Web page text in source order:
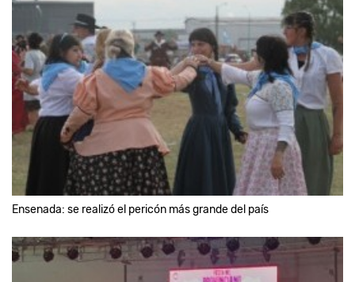
Ensenada: se realizó el pericón más grande del país